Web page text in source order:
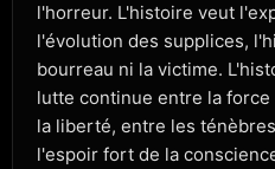
l'horreur. L'histoire veut
l'évolution des supplices,
bourreau ni la victime.
lutte continue entre la
la liberté, entre les
l'espoir fort de la